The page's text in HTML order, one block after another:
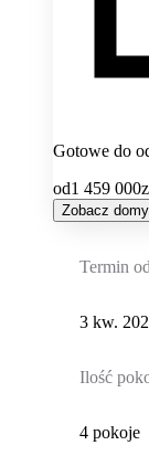
Gotowe do
od1 459 000
Zobacz domy
Termin
3 kw.
Ilość
4 pokoje